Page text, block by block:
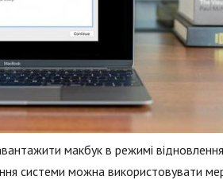
макбук в режимі
системи можна використовувати